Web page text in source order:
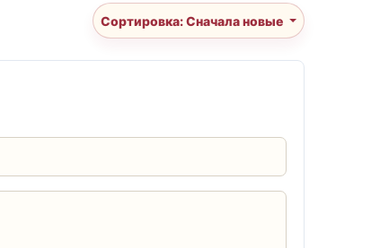
Сортировка: Сначала новые